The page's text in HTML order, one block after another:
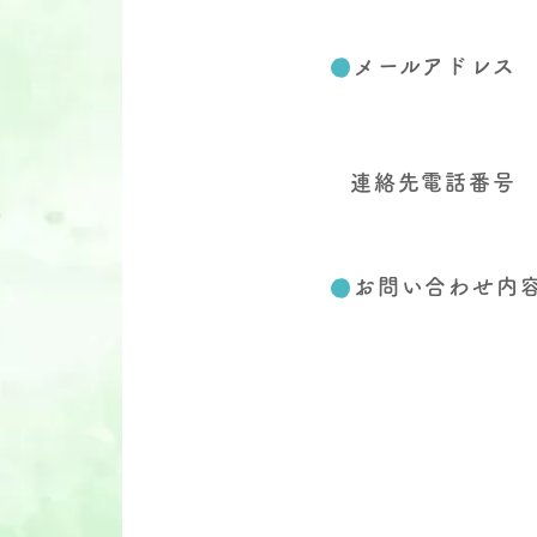
メールアドレス
連絡先電話番号
お問い合わせ内